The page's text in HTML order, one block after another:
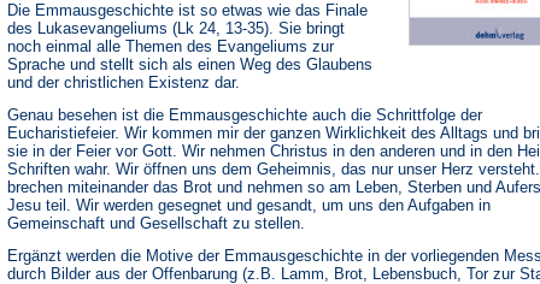
Die Emmausgeschichte ist so etwas wie das Finale
des Lukasevangeliums (Lk 24, 13-35). Sie bringt
noch einmal alle Themen des Evangeliums zur
Sprache und stellt sich als einen Weg des Glaubens
und der christlichen Existenz dar.
Genau besehen ist die Emmausgeschichte auch die Schrittfolge der
Eucharistiefeier. Wir kommen mir der ganzen Wirklichkeit des Alltags und
sie in der Feier vor Gott. Wir nehmen Christus in den anderen und in den
Schriften wahr. Wir öffnen uns dem Geheimnis, das nur unser Herz
brechen miteinander das Brot und nehmen so am Leben, Sterben und
Jesu teil. Wir werden gesegnet und gesandt, um uns den Aufgaben in
Gemeinschaft und Gesellschaft zu stellen.
Ergänzt werden die Motive der Emmausgeschichte in der vorliegenden
durch Bilder aus der Offenbarung (z.B. Lamm, Brot, Lebensbuch, Tor zur